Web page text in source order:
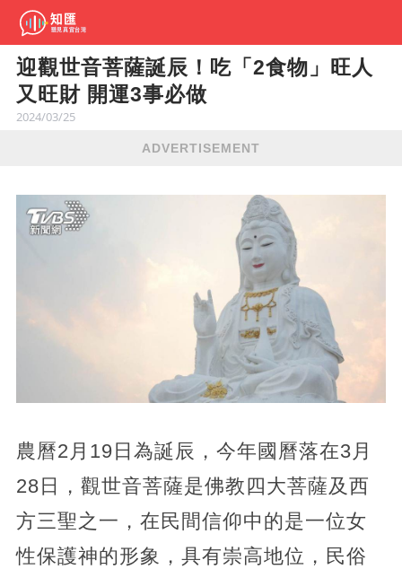
迎觀世音菩薩誕辰！吃「2食物」旺人
又旺財 開運3事必做
2024/03/25
ADVERTISEMENT
農曆2月19日為誕辰，今年國曆落在3月
28日，觀世音菩薩是佛教四大菩薩及西
方三聖之一，在民間信仰中的是一位女
性保護神的形象，具有崇高地位，民俗